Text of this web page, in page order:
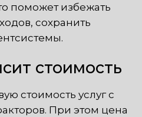
поможет избежать
сохранить
стоимость
стоимость услуг с
При этом цена